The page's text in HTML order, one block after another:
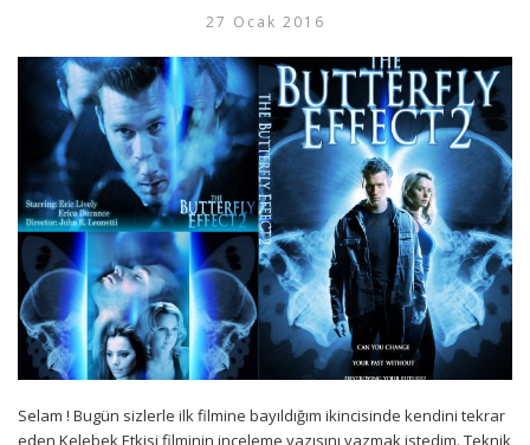
27 Ocak 2016
Selam ! Bugün sizlerle ilk filmine bayıldığım ikincisinde kendini tekrar